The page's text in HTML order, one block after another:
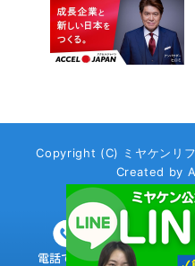
Copyright (C) ミヤケンリ
Created by